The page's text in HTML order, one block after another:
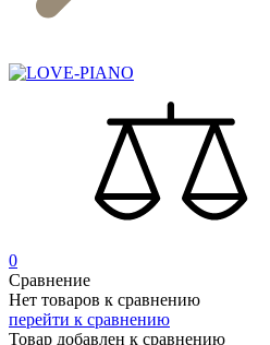
0
Сравнение
Нет товаров к сравнению
перейти к сравнению
Товар добавлен к сравнению